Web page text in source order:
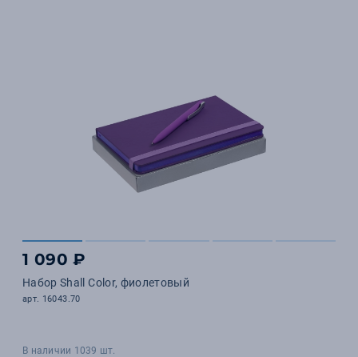
1 090 ₽
Набор Shall Color, фиолетовый
арт. 16043.70
В наличии 1039 шт.